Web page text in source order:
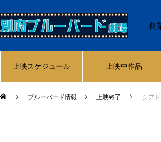
創
上映スケジュール 上映中作品
ブルーバード情報 上映終了 シア